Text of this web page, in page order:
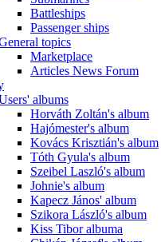
Battleships
Passenger ships
topics
Marketplace
Articles News Forum
albums
Horváth Zoltán's album
Hajómester's album
Kovács Krisztián's album
Tóth Gyula's album
Szeibel Laszló's album
Johnie's album
Kapecz János' album
Szikora László's album
Kiss Tibor albuma